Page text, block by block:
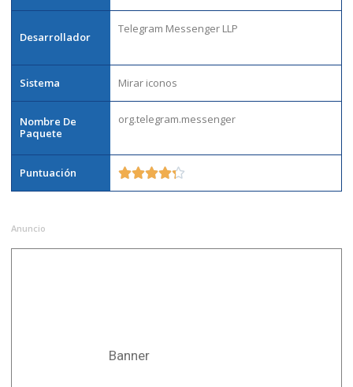
Desarrollador
Telegram Messenger LLP
Sistema Mirar iconos
Nombre De
Paquete
org.telegram.messenger
Puntuación 
Anuncio
Banner